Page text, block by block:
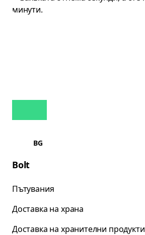
BG
Bolt
Пътувания
Доставка на храна
Доставка на хранителни продукти